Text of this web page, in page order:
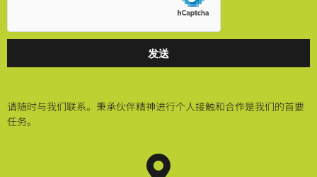
发送
请随时与我们联系。秉承伙伴精神进行个人接触和合作是我们的首要
任务。